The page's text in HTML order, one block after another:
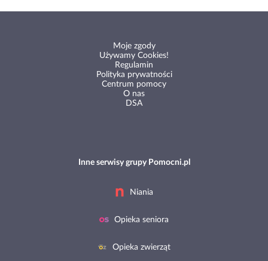
Moje zgody
Używamy Cookies!
Regulamin
Polityka prywatności
Centrum pomocy
O nas
DSA
Inne serwisy grupy Pomocni.pl
Niania
Opieka seniora
Opieka zwierząt